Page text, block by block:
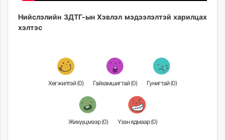
Нийслэлийн ЗДТГ-ын Хэвлэл мэдээлэлтэй харилцах
хэлтэс
Хөгжилтэй (0) Гайхамшигтай (0) Гунигтай (0)
Жихүүцмээр (0) Үзэн ядмаар (0)